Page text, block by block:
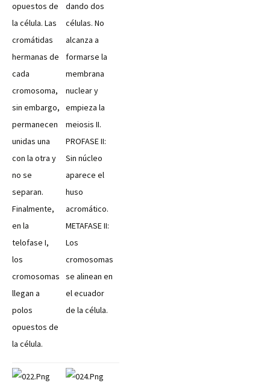
opuestos de
la célula. Las
cromátidas
hermanas de
cada
cromosoma,
sin embargo,
permanecen
unidas una
con la otra y
no se
separan.
Finalmente,
en la
telofase I,
los
cromosomas
llegan a
polos
opuestos de
la célula.
dando dos
células. No
alcanza a
formarse la
membrana
nuclear y
empieza la
meiosis II.
PROFASE II:
Sin núcleo
aparece el
huso
acromático.
METAFASE II:
Los
cromosomas
se alinean en
el ecuador
de la célula.